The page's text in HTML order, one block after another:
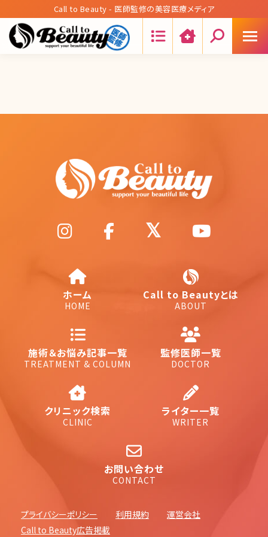
Call to Beauty - 医師監修の美容医療メディア
ホーム
HOME
Call to Beautyとは
ABOUT
施術＆お悩み記事一覧
TREATMENT & COLUMN
監修医師一覧
DOCTOR
クリニック検索
CLINIC
ライター一覧
WRITER
お問い合わせ
CONTACT
プライバシーポリシー 利用規約
運営会社
Call to Beauty広告掲載